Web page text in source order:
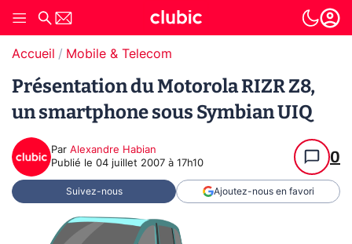
Accueil Mobile & Telecom
Présentation du Motorola RIZR Z8,
un smartphone sous Symbian UIQ
Par Alexandre Habian
Publié le 04 juillet 2007 à 17h10 0
Suivez-nous Ajoutez-nous en favori